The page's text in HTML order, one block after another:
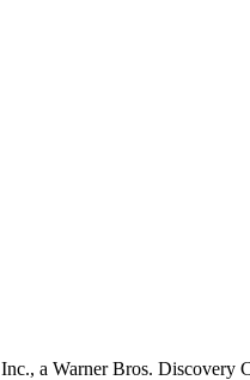
a Warner Bros. Discovery